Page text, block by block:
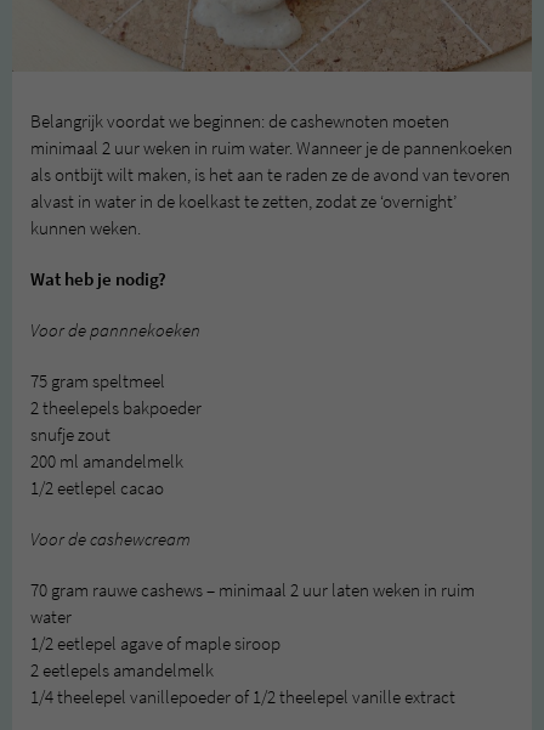
Belangrijk voordat we beginnen: de cashewnoten moeten
minimaal 2 uur weken in ruim water. Wanneer je de pannenkoeken
als ontbijt wilt maken, is het aan te raden ze de avond van tevoren
alvast in water in de koelkast te zetten, zodat ze ‘overnight’
kunnen weken.
Wat heb je nodig?
Voor de pannnekoeken
75 gram speltmeel
2 theelepels bakpoeder
snufje zout
200 ml amandelmelk
1/2 eetlepel cacao
Voor de cashewcream
70 gram rauwe cashews – minimaal 2 uur laten weken in ruim
water
1/2 eetlepel agave of maple siroop
2 eetlepels amandelmelk
1/4 theelepel vanillepoeder of 1/2 theelepel vanille extract